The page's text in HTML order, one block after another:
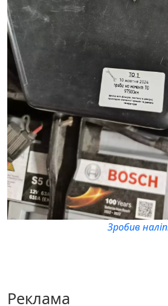
Зробив
Реклама